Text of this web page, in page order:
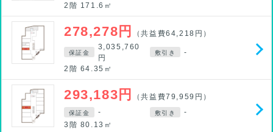
2階 171.6㎡
278,278円 （共益費64,218円）
保証金
3,035,760
円
敷引き
-
2階 64.35㎡
293,183円 （共益費79,959円）
保証金 - 敷引き
-
3階 80.13㎡